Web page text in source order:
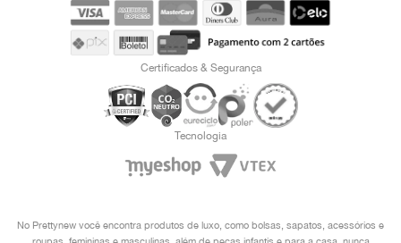
Certificados & Segurança
Tecnologia
No Prettynew você encontra produtos de luxo, como bolsas, sapatos, acessórios e